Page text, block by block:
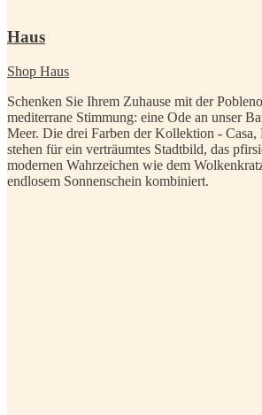
Haus
Shop Haus
Schenken Sie Ihrem Zuhause mit der
mediterrane Stimmung: eine Ode an unser
Meer. Die drei Farben der Kollektion - Casa,
stehen für ein verträumtes Stadtbild, das
modernen Wahrzeichen wie dem
endlosem Sonnenschein kombiniert.